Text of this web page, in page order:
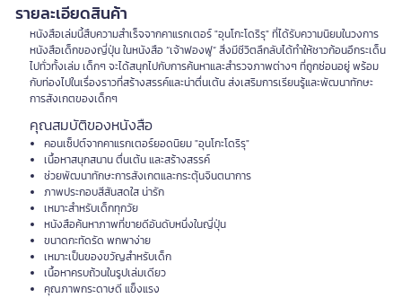
รายละเอียดสินค้า
หนังสือเล่มนี้สืบความสำเร็จจากคาแรกเตอร์ "อุนโกะโดริรุ" ที่ได้รับความนิยมในวงการ
หนังสือเด็กของญี่ปุ่น ในหนังสือ “เจ้าฟองฟู” สิ่งมีชีวิตลึกลับได้ทำให้ชาวก้อนอึกระเด็น
ไปทั่วทั้งเล่ม เด็กๆ จะได้สนุกไปกับการค้นหาและสำรวจภาพต่างๆ ที่ถูกซ่อนอยู่ พร้อม
กับท่องไปในเรื่องราวที่สร้างสรรค์และน่าตื่นเต้น ส่งเสริมการเรียนรู้และพัฒนาทักษะ
การสังเกตของเด็กๆ
คุณสมบัติของหนังสือ
คอนเซ็ปต์จากคาแรกเตอร์ยอดนิยม "อุนโกะโดริรุ"
เนื้อหาสนุกสนาน ตื่นเต้น และสร้างสรรค์
ช่วยพัฒนาทักษะการสังเกตและกระตุ้นจินตนาการ
ภาพประกอบสีสันสดใส น่ารัก
เหมาะสำหรับเด็กทุกวัย
หนังสือค้นหาภาพที่ขายดีอันดับหนึ่งในญี่ปุ่น
ขนาดกะทัดรัด พกพาง่าย
เหมาะเป็นของขวัญสำหรับเด็ก
เนื้อหาครบถ้วนในรูปเล่มเดียว
คุณภาพกระดาษดี แข็งแรง